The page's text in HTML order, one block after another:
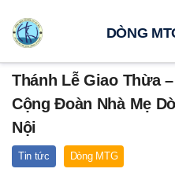
Thánh Lễ Giao Thừa
Cộng Đoàn Nhà Mẹ
Nội
Tin tức Dòng MTG
DÒNG